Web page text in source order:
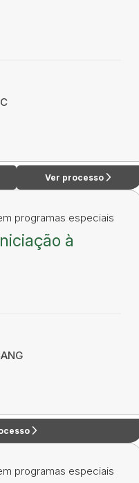
Ver processo arrow_forward_ios
programas especiais
à
arrow_forward_ios
programas especiais